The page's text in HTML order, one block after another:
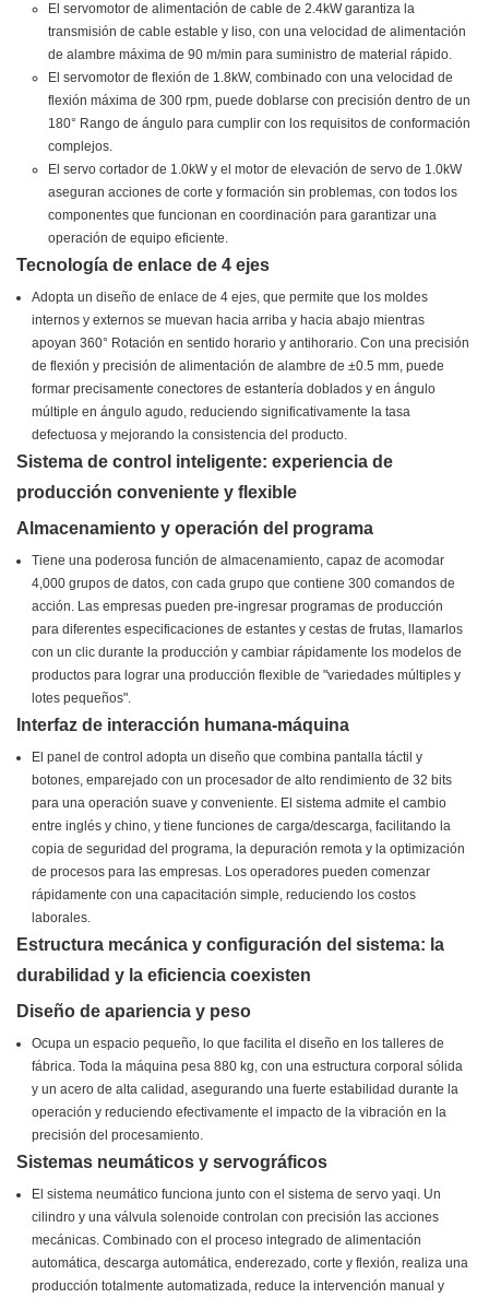
El servomotor de alimentación de cable de 2.4kW garantiza la
transmisión de cable estable y liso, con una velocidad de alimentación
de alambre máxima de 90 m/min para suministro de material rápido.
El servomotor de flexión de 1.8kW, combinado con una velocidad de
flexión máxima de 300 rpm, puede doblarse con precisión dentro de un
180° Rango de ángulo para cumplir con los requisitos de conformación
complejos.
El servo cortador de 1.0kW y el motor de elevación de servo de 1.0kW
aseguran acciones de corte y formación sin problemas, con todos los
componentes que funcionan en coordinación para garantizar una
operación de equipo eficiente.
Tecnología de enlace de 4 ejes
Adopta un diseño de enlace de 4 ejes, que permite que los moldes
internos y externos se muevan hacia arriba y hacia abajo mientras
apoyan 360° Rotación en sentido horario y antihorario. Con una precisión
de flexión y precisión de alimentación de alambre de ±0.5 mm, puede
formar precisamente conectores de estantería doblados y en ángulo
múltiple en ángulo agudo, reduciendo significativamente la tasa
defectuosa y mejorando la consistencia del producto.
Sistema de control inteligente: experiencia de
producción conveniente y flexible
Almacenamiento y operación del programa
Tiene una poderosa función de almacenamiento, capaz de acomodar
4,000 grupos de datos, con cada grupo que contiene 300 comandos de
acción. Las empresas pueden pre-ingresar programas de producción
para diferentes especificaciones de estantes y cestas de frutas, llamarlos
con un clic durante la producción y cambiar rápidamente los modelos de
productos para lograr una producción flexible de "variedades múltiples y
lotes pequeños".
Interfaz de interacción humana-máquina
El panel de control adopta un diseño que combina pantalla táctil y
botones, emparejado con un procesador de alto rendimiento de 32 bits
para una operación suave y conveniente. El sistema admite el cambio
entre inglés y chino, y tiene funciones de carga/descarga, facilitando la
copia de seguridad del programa, la depuración remota y la optimización
de procesos para las empresas. Los operadores pueden comenzar
rápidamente con una capacitación simple, reduciendo los costos
laborales.
Estructura mecánica y configuración del sistema: la
durabilidad y la eficiencia coexisten
Diseño de apariencia y peso
Ocupa un espacio pequeño, lo que facilita el diseño en los talleres de
fábrica. Toda la máquina pesa 880 kg, con una estructura corporal sólida
y un acero de alta calidad, asegurando una fuerte estabilidad durante la
operación y reduciendo efectivamente el impacto de la vibración en la
precisión del procesamiento.
Sistemas neumáticos y servográficos
El sistema neumático funciona junto con el sistema de servo yaqi. Un
cilindro y una válvula solenoide controlan con precisión las acciones
mecánicas. Combinado con el proceso integrado de alimentación
automática, descarga automática, enderezado, corte y flexión, realiza una
producción totalmente automatizada, reduce la intervención manual y